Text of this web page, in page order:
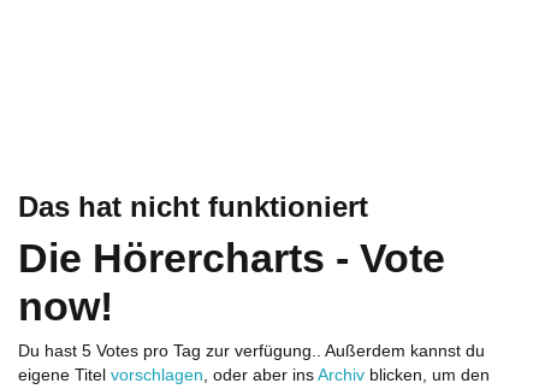
Das hat nicht funktioniert
Die Hörercharts - Vote
now!
Du hast 5 Votes pro Tag zur verfügung.. Außerdem kannst du
eigene Titel vorschlagen, oder aber ins Archiv blicken, um den